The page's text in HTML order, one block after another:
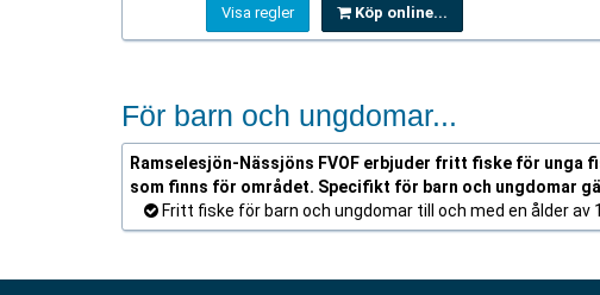
Visa regler Köp online...
För barn och ungdomar...
Ramselesjön-Nässjöns FVOF erbjuder fritt fiske för
som finns för området. Specifikt för barn och ungdomar
Fritt fiske för barn och ungdomar till och med en ålder av